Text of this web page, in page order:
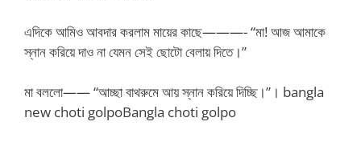
এদিকে আমিও আবদার করলাম মায়ের কাছে———- “মা! আজ আমাকে
স্নান করিয়ে দাও না যেমন সেই ছোটো বেলায় দিতে।”
মা বললো—— “আচ্ছা বাথরুমে আয় স্নান করিয়ে দিচ্ছি।”। bangla
new choti golpoBangla choti golpo